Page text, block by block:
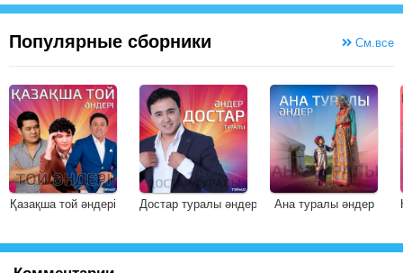
Популярные сборники См.все
Қазақша той әндері Достар туралы әндер Ана туралы әндер